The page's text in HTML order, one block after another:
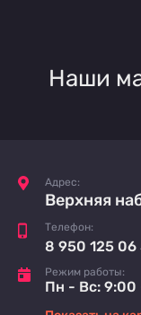
Наши
Адрес:
Верхняя
Телефон:
8 950 125 06
Режим работы:
Пн - Вс: 9:00